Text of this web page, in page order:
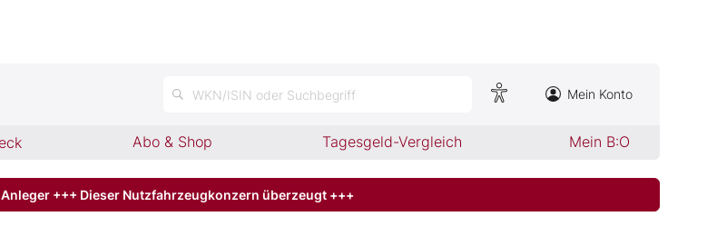
WKN/ISIN oder Suchbegriff Mein Konto
Abo & Shop Tagesgeld-Vergleich Mein B:O
+++ Dieser Nutzfahrzeugkonzern überzeugt +++